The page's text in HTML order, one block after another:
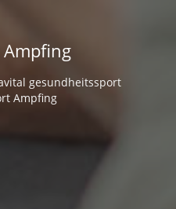
gesundheitssport
Ampfing